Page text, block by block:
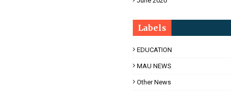
Labels
EDUCATION
MAU NEWS
Other News